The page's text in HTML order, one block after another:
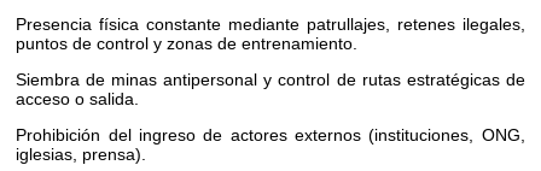
Presencia física constante mediante patrullajes, retenes ilegales,
puntos de control y zonas de entrenamiento.
Siembra de minas antipersonal y control de rutas estratégicas de
acceso o salida.
Prohibición del ingreso de actores externos (instituciones, ONG,
iglesias, prensa).